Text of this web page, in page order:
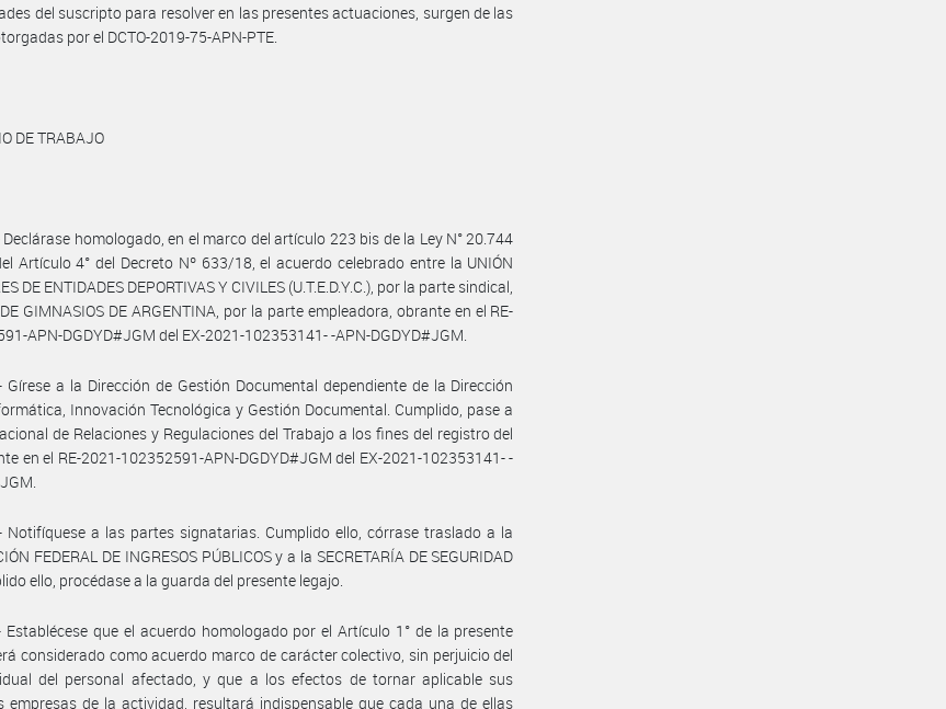
del suscripto para resolver en las presentes actuaciones, surgen de las
por el DCTO-2019-75-APN-PTE.
DE TRABAJO
Declárase homologado, en el marco del artículo 223 bis de la Ley N° 20.744
Artículo 4° del Decreto Nº 633/18, el acuerdo celebrado entre la UNIÓN
DE ENTIDADES DEPORTIVAS Y CIVILES (U.T.E.D.Y.C.), por la parte sindical,
GIMNASIOS DE ARGENTINA, por la parte empleadora, obrante en el RE-
APN-DGDYD#JGM del EX-2021-102353141- -APN-DGDYD#JGM.
Gírese a la Dirección de Gestión Documental dependiente de la Dirección
Innovación Tecnológica y Gestión Documental. Cumplido, pase a
de Relaciones y Regulaciones del Trabajo a los fines del registro del
en el RE-2021-102352591-APN-DGDYD#JGM del EX-2021-102353141- -
Notifíquese a las partes signatarias. Cumplido ello, córrase traslado a la
FEDERAL DE INGRESOS PÚBLICOS y a la SECRETARÍA DE SEGURIDAD
ello, procédase a la guarda del presente legajo.
Establécese que el acuerdo homologado por el Artículo 1° de la presente
considerado como acuerdo marco de carácter colectivo, sin perjuicio del
del personal afectado, y que a los efectos de tornar aplicable sus
empresas de la actividad, resultará indispensable que cada una de ellas